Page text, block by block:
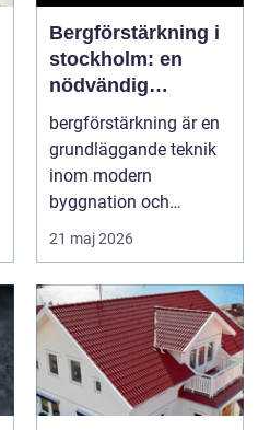
Bergförstärkning i
stockholm: en
nödvändig
byggteknik
bergförstärkning är en
grundläggande teknik
inom modern
byggnation och
infrastrukturutveckling,
särs...
21 maj 2026